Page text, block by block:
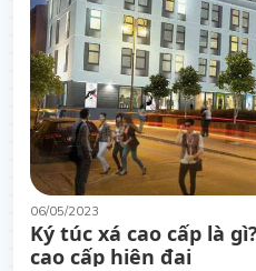
06/05/2023
Ký túc xá cao cấp là
cao cấp hiện đại